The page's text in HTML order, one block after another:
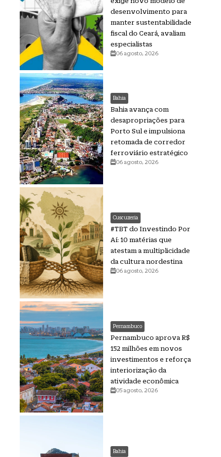
desenvolvimento para
manter sustentabilidade
fiscal do Ceará, avaliam
especialistas
06 agosto, 2026
Bahia
Bahia avança com
desapropriações para
Porto Sul e impulsiona
retomada de corredor
ferroviário estratégico
06 agosto, 2026
Cuscuzeria
#TBT do Investindo Por
Aí: 10 matérias que
atestam a multiplicidade
da cultura nordestina
06 agosto, 2026
Pernambuco
Pernambuco aprova R$
152 milhões em novos
investimentos e reforça
interiorização da
atividade econômica
05 agosto, 2026
Bahia